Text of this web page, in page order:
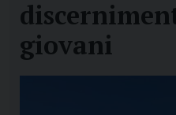
giovani